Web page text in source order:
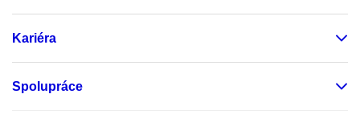
Kariéra
Spolupráce